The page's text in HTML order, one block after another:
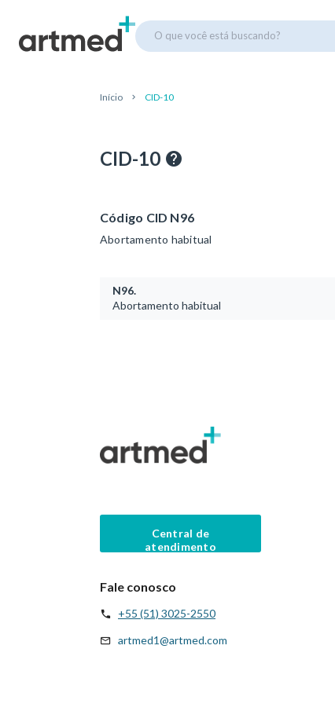
O que você está buscando?
Início CID-10
CID-10
Código CID N96
Abortamento habitual
N96.
Abortamento habitual
Central de
atendimento
Fale conosco
+55 (51) 3025-2550
artmed1@artmed.com